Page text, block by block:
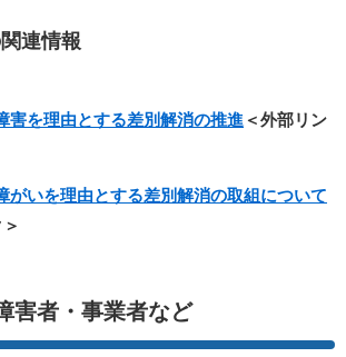
連情報
害を理由とする差別解消の推進 ＜外部リン
がいを理由とする差別解消の取組について
害者・事業者など